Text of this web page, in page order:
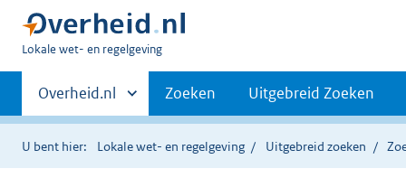
U
hier:
Lokale wet- en regelgeving
Primaire
navigatie
Andere
sites
binnen
Overheid.nl Zoeken Uitgebreid Zoeken
U bent hier: Lokale wet- en regelgeving Uitgebreid zoeken